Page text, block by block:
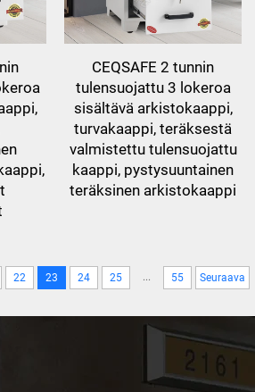
CEQSAFE 2 tunnin
tulensuojattu 3 lokeroa
sisältävä arkistokaappi,
turvakaappi, teräksestä
valmistettu tulensuojattu
kaappi, pystysuuntainen
teräksinen arkistokaappi
22 23 24 25 ... 55 Seuraava